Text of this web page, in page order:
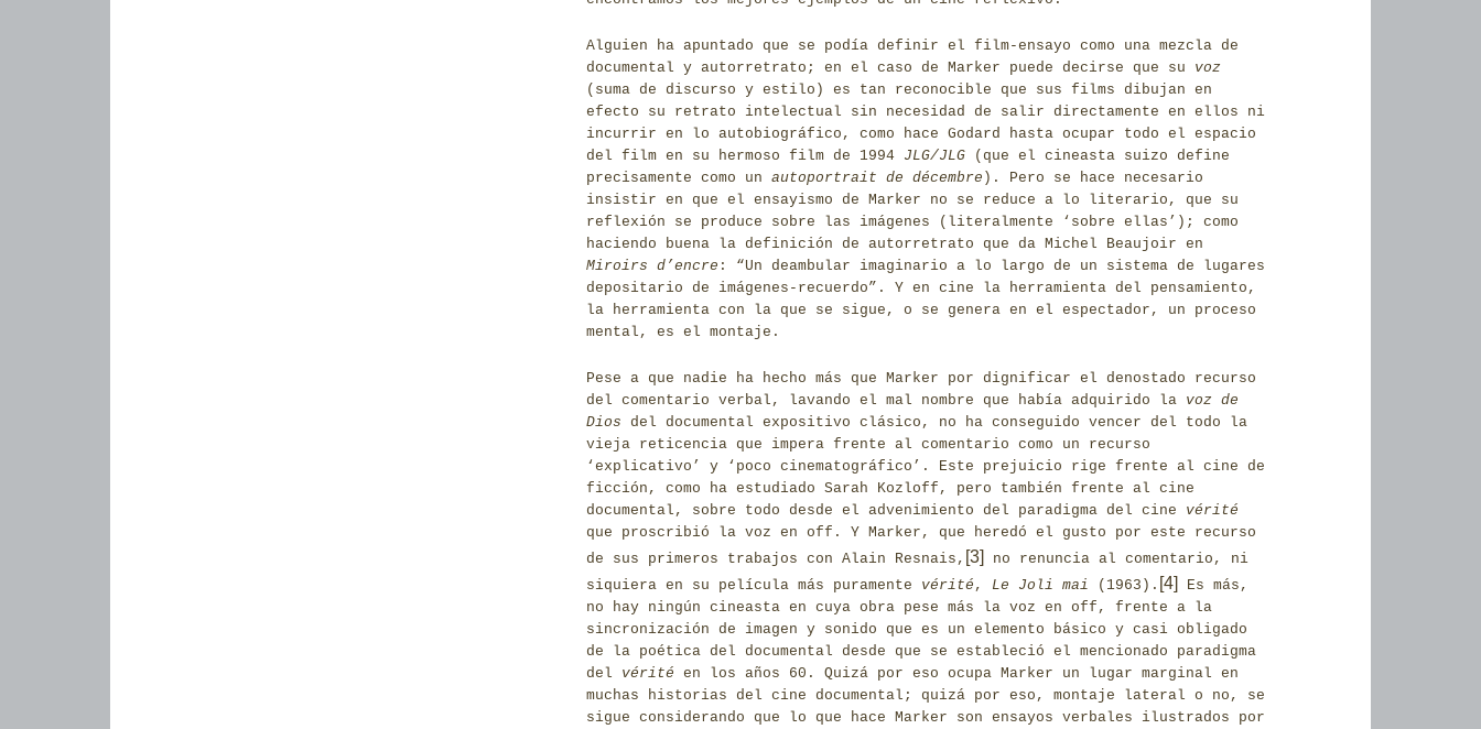
Alguien ha apuntado que se podía definir el film-ensayo como una mezcla de
documental y autorretrato; en el caso de Marker puede decirse que su voz
(suma de discurso y estilo) es tan reconocible que sus films dibujan en
efecto su retrato intelectual sin necesidad de salir directamente en ellos ni
incurrir en lo autobiográfico, como hace Godard hasta ocupar todo el espacio
del film en su hermoso film de 1994 JLG/JLG (que el cineasta suizo define
precisamente como un autoportrait de décembre ). Pero se hace necesario
insistir en que el ensayismo de Marker no se reduce a lo literario, que su
reflexión se produce sobre las imágenes (literalmente ‘sobre ellas’); como
haciendo buena la definición de autorretrato que da Michel Beaujoir en
Miroirs d’encre : “Un deambular imaginario a lo largo de un sistema de lugares
depositario de imágenes-recuerdo”. Y en cine la herramienta del pensamiento,
la herramienta con la que se sigue, o se genera en el espectador, un proceso
mental, es el montaje.
Pese a que nadie ha hecho más que Marker por dignificar el denostado recurso
del comentario verbal, lavando el mal nombre que había adquirido la voz de
Dios del documental expositivo clásico, no ha conseguido vencer del todo la
vieja reticencia que impera frente al comentario como un recurso
‘explicativo’ y ‘poco cinematográfico’. Este prejuicio rige frente al cine de
ficción, como ha estudiado Sarah Kozloff, pero también frente al cine
documental, sobre todo desde el advenimiento del paradigma del cine vérité
que proscribió la voz en off. Y Marker, que heredó el gusto por este recurso
de sus primeros trabajos con Alain Resnais, [3]
no renuncia al comentario, ni
siquiera en su película más puramente vérité , Le Joli mai (1963) . [4]
Es más,
no hay ningún cineasta en cuya obra pese más la voz en off, frente a la
sincronización de imagen y sonido que es un elemento básico y casi obligado
de la poética del documental desde que se estableció el mencionado paradigma
del vérité en los años 60. Quizá por eso ocupa Marker un lugar marginal en
muchas historias del cine documental; quizá por eso, montaje lateral o no, se
sigue considerando que lo que hace Marker son ensayos verbales ilustrados por